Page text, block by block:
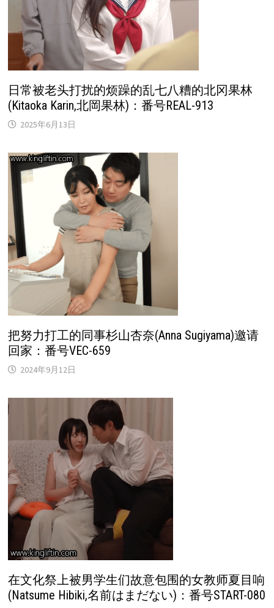
日常被老头打扰的烦躁的乱七八糟的北冈果林
(Kitaoka Karin,北岡果林)：番号REAL-913
2025年6月13日
把努力打工的同事杉山杏奈(Anna Sugiyama)邀请
回家：番号VEC-659
2024年9月12日
在文化祭上被男学生们故意包围的女教师夏目响
(Natsume Hibiki,名前はまだない)：番号START-080